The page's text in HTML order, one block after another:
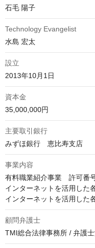
石毛 陽子
Technology Evangelist
水島 宏太
設立
2013年10月1日
資本金
35,000,000円
主要取引銀行
みずほ銀行　恵比寿支店
事業内容
有料職業紹介事業　許可番
インターネットを活用した
インターネットを活用した
顧問弁護士
TMI総合法律事務所 / 弁護